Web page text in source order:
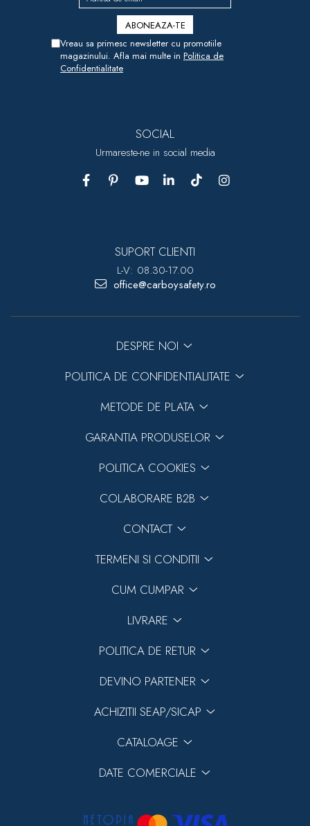
Vreau sa primesc newsletter cu promotiile
magazinului. Afla mai multe in Politica de
Confidentialitate
SOCIAL
Urmareste-ne in social media
SUPORT CLIENTI
L-V: 08.30-17.00
office@carboysafety.ro
DESPRE NOI
POLITICA DE CONFIDENTIALITATE
METODE DE PLATA
GARANTIA PRODUSELOR
POLITICA COOKIES
COLABORARE B2B
CONTACT
TERMENI SI CONDITII
CUM CUMPAR
LIVRARE
POLITICA DE RETUR
DEVINO PARTENER
ACHIZITII SEAP/SICAP
CATALOAGE
DATE COMERCIALE